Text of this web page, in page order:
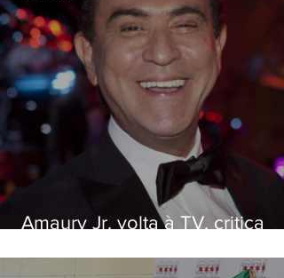
Amaury Jr. volta à TV, critica
viraram colunistas de si